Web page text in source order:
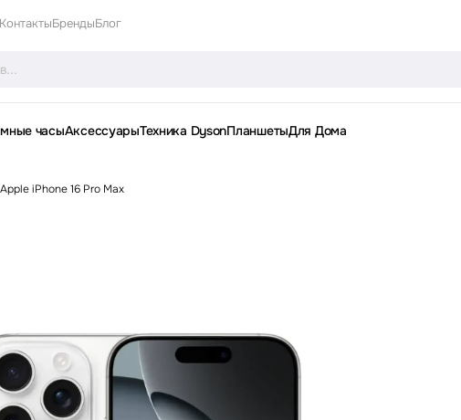
КонтактыБрендыБлог
часыАксессуарыТехника DysonПланшетыДля Дома
Apple iPhone 16 Pro Max